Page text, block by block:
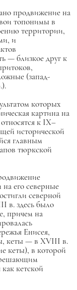
продвижение на
топонимы в
территории,
и
— близкое друг к
(запад-
которых
картина на
к IX–
исторической
главным
тюркской
его северные
северной
в. здесь было
причем на
Енисея,
кеты — в XVIII в.
кеты), в которой
решающим
кетской